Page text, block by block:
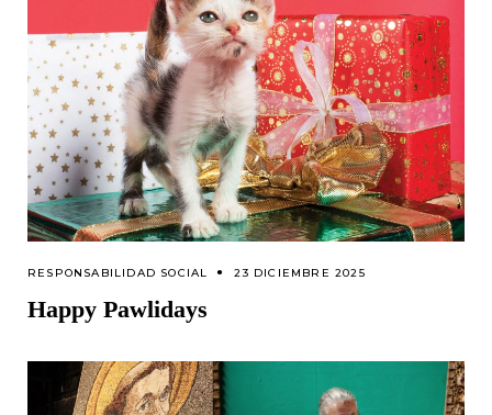
RESPONSABILIDAD SOCIAL 23 DICIEMBRE 2025
Happy Pawlidays